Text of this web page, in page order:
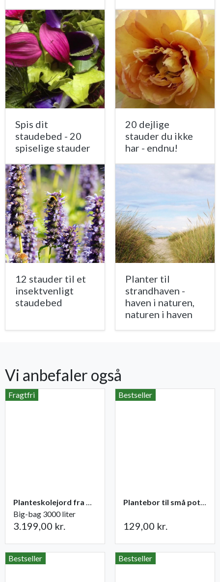
Spis dit
staudebed - 20
spiselige stauder
20 dejlige
stauder du ikke
har - endnu!
12 stauder til et
insektvenligt
staudebed
Planter til
strandhaven -
haven i naturen,
naturen i haven
Vi anbefaler også
Fragtfri
Planteskolejord fra Champost
Big-bag 3000 liter
3.199,00 kr.
Bestseller
Plantebor til små potter
129,00 kr.
Bestseller Bestseller